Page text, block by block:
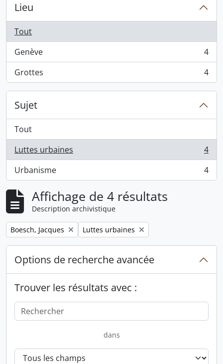
Lieu
Tout
Genève
, 4 résultats
4
Grottes
, 4 résultats 4
Sujet
Tout
Luttes urbaines
, 4 résultats
4
Urbanisme
, 4 résultats 4
Affichage de 4 résultats
Description archivistique
Remove filter:
Boesch, Jacques Remove filter:
Luttes urbaines
Options de recherche avancée
Trouver les résultats avec :
dans